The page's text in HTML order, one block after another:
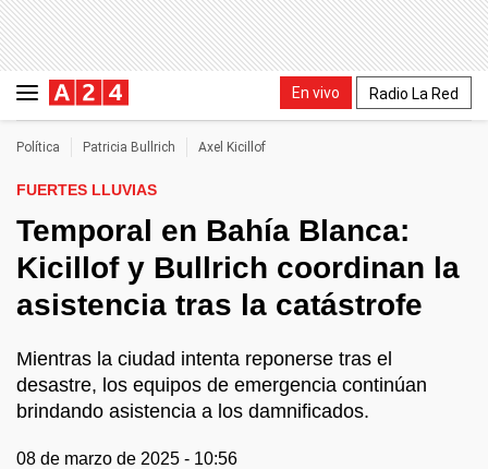
En vivo Radio La Red
Política Patricia Bullrich Axel Kicillof
FUERTES LLUVIAS
Temporal en Bahía Blanca:
Kicillof y Bullrich coordinan la
asistencia tras la catástrofe
Mientras la ciudad intenta reponerse tras el
desastre, los equipos de emergencia continúan
brindando asistencia a los damnificados.
08 de marzo de 2025 - 10:56